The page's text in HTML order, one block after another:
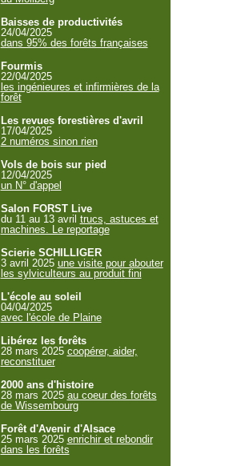
Baisses de productivités
24/04/2025
dans 95% des forêts françaises
Fourmis
22/04/2025
les ingénieures et infirmières de la
forêt
Les revues forestières d'avril
17/04/2025
2 numéros sinon rien
Vols de bois sur pied
12/04/2025
un N° d'appel
Salon FORST Live
du 11 au 13 avril trucs, astuces et
machines. Le reportage
Scierie SCHILLIGER
3 avril 2025 une visite pour abouter
les sylviculteurs au produit fini
L'école au soleil
04/04/2025
avec l'école de Plaine
Libérez les forêts
28 mars 2025 coopérer, aider,
reconstituer
2000 ans d'histoire
28 mars 2025 au coeur des forêts
de Wissembourg
Forêt d'Avenir d'Alsace
25 mars 2025 enrichir et rebondir
dans les forêts